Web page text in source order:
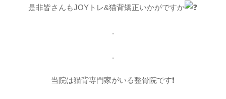
是非皆さんもJOYトレ&猫背矯正いかがですか
.
.
当院は猫背専門家がいる整骨院です❗️